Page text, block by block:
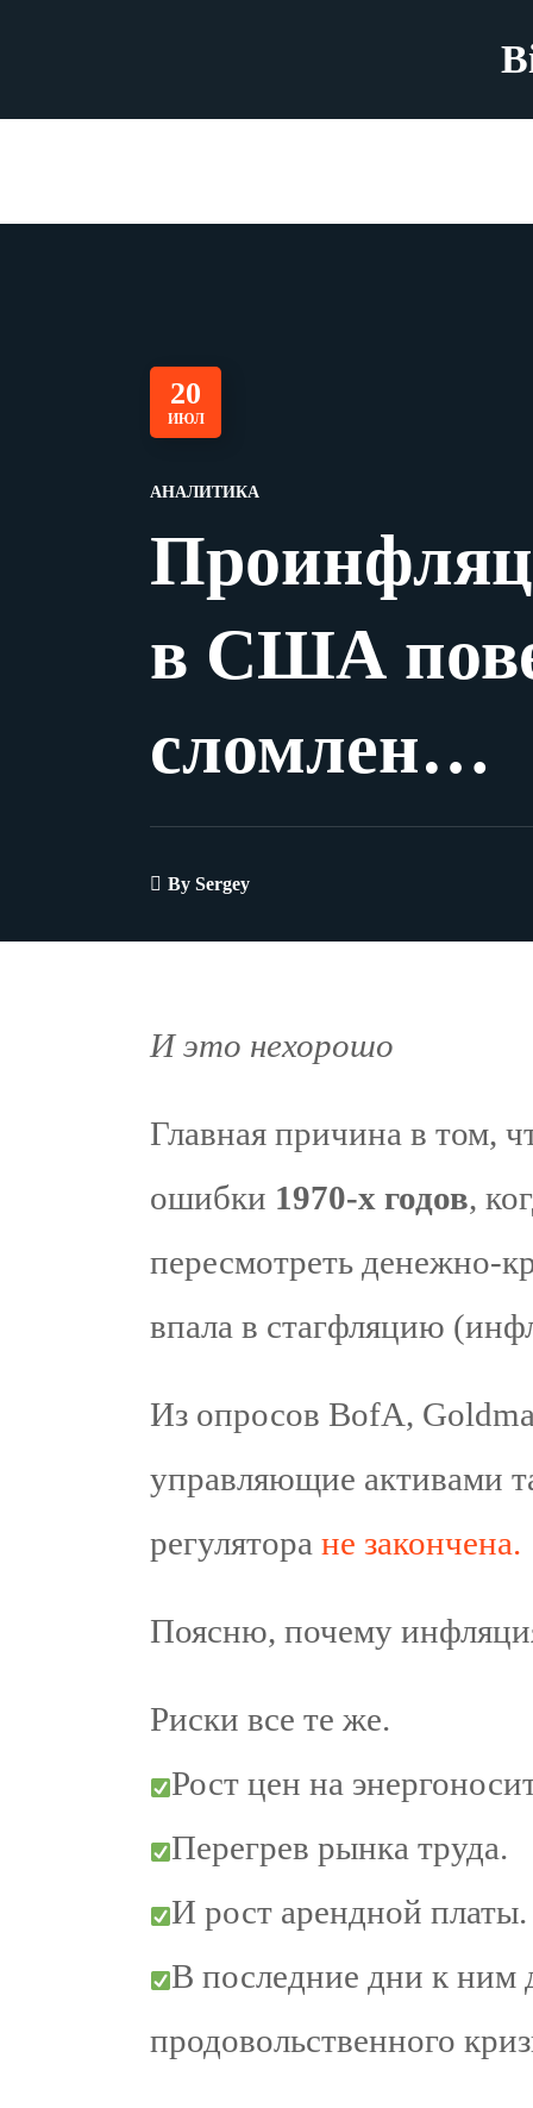
20
ИЮЛ
АНАЛИТИКА
в США
сломлен…
By Sergey
И это нехорошо
Главная причина в том,
ошибки 1970-х годов,
пересмотреть денежно-
впала в стагфляцию
Из опросов BofA,
управляющие активами
регулятора не закончена.
Поясню, почему
Риски все те же.
Рост цен на
Перегрев рынка труда.
И рост арендной платы.
В последние дни к ним
продовольственного